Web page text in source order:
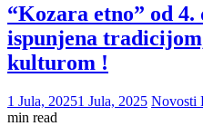
“Kozara etno” od
ispunjena
kulturom !
1 Jula, 20251 Jula, 2025 Novosti
min read